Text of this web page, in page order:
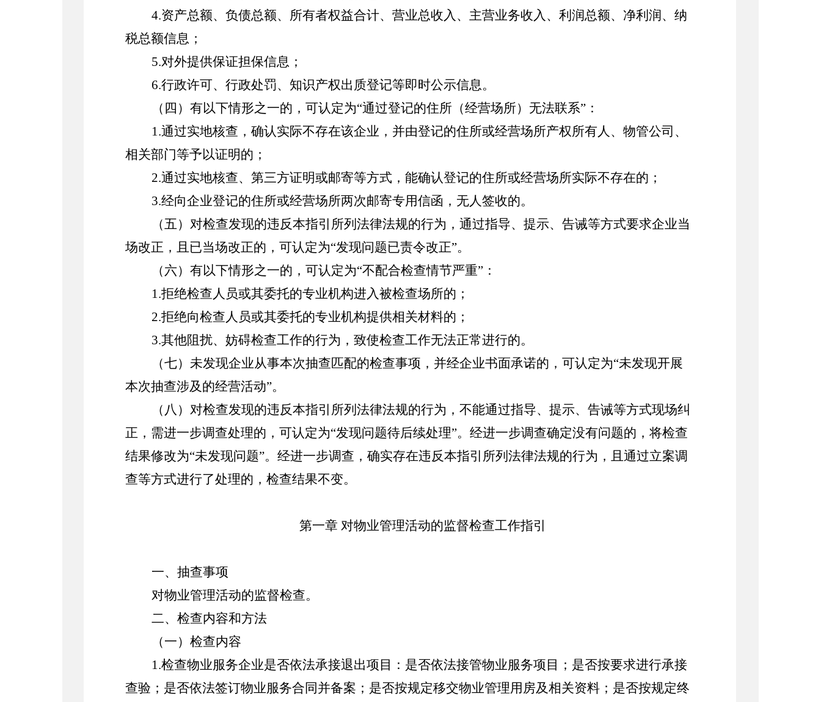
4.资产总额、负债总额、所有者权益合计、营业总收入、主营业务收入、利润总额、净利润、纳
税总额信息；
5.对外提供保证担保信息；
6.行政许可、行政处罚、知识产权出质登记等即时公示信息。
（四）有以下情形之一的，可认定为“通过登记的住所（经营场所）无法联系”：
1.通过实地核查，确认实际不存在该企业，并由登记的住所或经营场所产权所有人、物管公司、
相关部门等予以证明的；
2.通过实地核查、第三方证明或邮寄等方式，能确认登记的住所或经营场所实际不存在的；
3.经向企业登记的住所或经营场所两次邮寄专用信函，无人签收的。
（五）对检查发现的违反本指引所列法律法规的行为，通过指导、提示、告诫等方式要求企业当
场改正，且已当场改正的，可认定为“发现问题已责令改正”。
（六）有以下情形之一的，可认定为“不配合检查情节严重”：
1.拒绝检查人员或其委托的专业机构进入被检查场所的；
2.拒绝向检查人员或其委托的专业机构提供相关材料的；
3.其他阻扰、妨碍检查工作的行为，致使检查工作无法正常进行的。
（七）未发现企业从事本次抽查匹配的检查事项，并经企业书面承诺的，可认定为“未发现开展
本次抽查涉及的经营活动”。
（八）对检查发现的违反本指引所列法律法规的行为，不能通过指导、提示、告诫等方式现场纠
正，需进一步调查处理的，可认定为“发现问题待后续处理”。经进一步调查确定没有问题的，将检查
结果修改为“未发现问题”。经进一步调查，确实存在违反本指引所列法律法规的行为，且通过立案调
查等方式进行了处理的，检查结果不变。
第一章 对物业管理活动的监督检查工作指引
一、 抽查事项
对物业管理活动的监督检查。
二、 检查内容和方法
（一） 检查内容
1.检查物业服务企业是否依法承接退出项目：是否依法接管物业服务项目；是否按要求进行承接
查验；是否依法签订物业服务合同并备案；是否按规定移交物业管理用房及相关资料；是否按规定终